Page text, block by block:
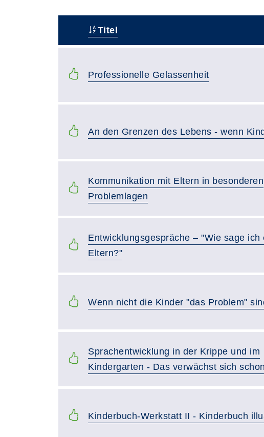
Titel
Professionelle Gelassenheit
An den Grenzen des Lebens - wenn
Kommunikation mit Eltern in besonderen
Problemlagen
Entwicklungsgespräche – "Wie sage ich
Eltern?"
Wenn nicht die Kinder "das Problem"
Sprachentwicklung in der Krippe und im
Kindergarten - Das verwächst sich schon
Kinderbuch-Werkstatt II - Kinderbuch